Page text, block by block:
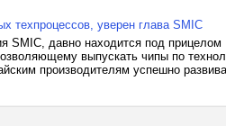
техпроцессов, уверен глава SMIC
SMIC, давно находится под прицелом
выпускать чипы по
производителям успешно